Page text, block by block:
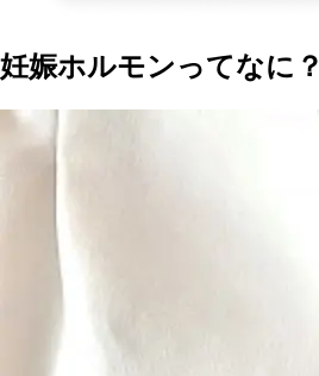
妊娠ホルモンってなに？